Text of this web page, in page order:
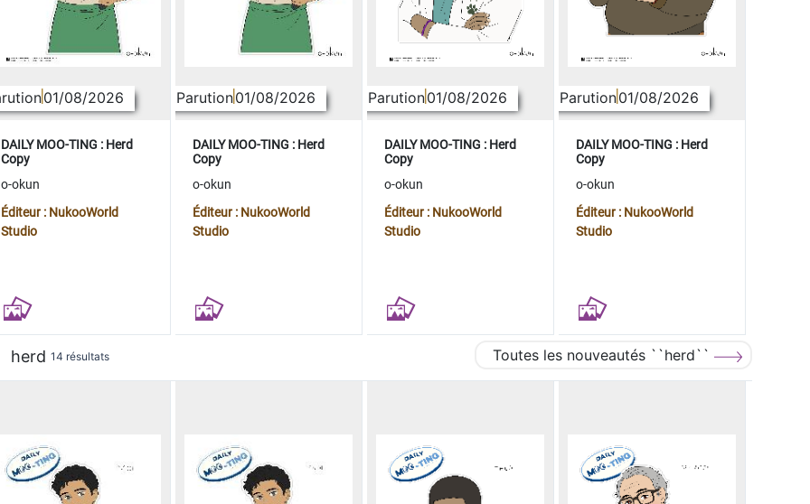
01/08/2026
DAILY MOO-TING : Herd
Copy
o-okun
Éditeur : NukooWorld
Studio
Parution01/08/2026
DAILY MOO-TING : Herd
Copy
o-okun
Éditeur : NukooWorld
Studio
Parution01/08/2026
DAILY MOO-TING : Herd
Copy
o-okun
Éditeur : NukooWorld
Studio
Parution01/08/2026
DAILY MOO-TING : Herd
Copy
o-okun
Éditeur : NukooWorld
Studio
herd 14 résultats Toutes les nouveautés ``herd``